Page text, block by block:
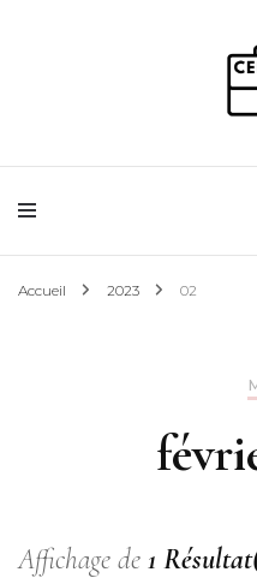
Accueil 2023 02
Affichage de 1